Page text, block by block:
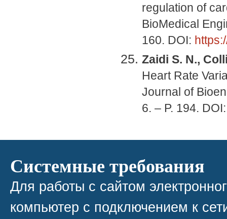
regulation of
BioMedical
160. DOI:
Zaidi S. N.,
Heart Rate
Journal of
6. – P. 194.
Системные требования
Для работы с сайтом
компьютер с подключением к